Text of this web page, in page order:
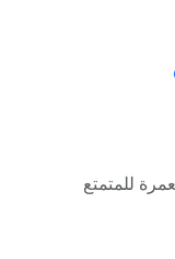
للمتمتع